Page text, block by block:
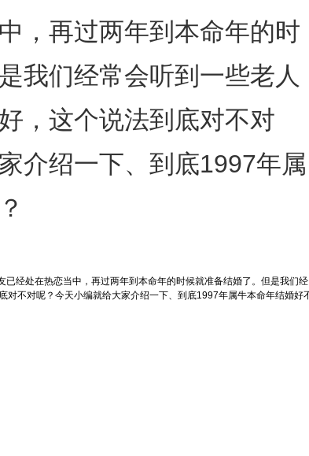
，再过两年到本命年的时
我们经常会听到一些老人
，这个说法到底对不对
介绍一下、到底1997年属